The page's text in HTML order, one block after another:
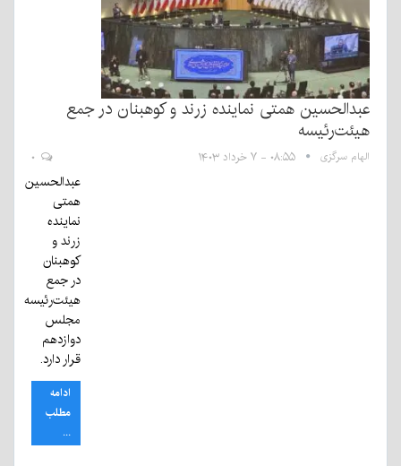
عبدالحسین همتی نماینده زرند و کوهبنان در جمع
هیئت‌رئیسه
الهام سرگزی ۰۸:۵۵ - ۷ خرداد ۱۴۰۳
عبدالحسین
همتی
نماینده
زرند و
کوهبنان
در جمع
هیئت‌رئیسه
مجلس
دوازدهم
قرار دارد.
ادامه
مطلب
...